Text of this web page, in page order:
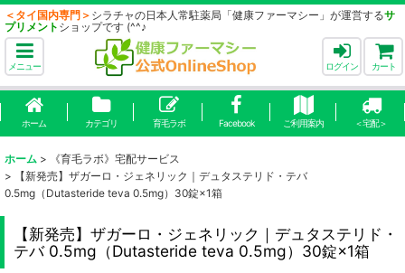
＜タイ国内専門＞ シラチャの日本人常駐薬局「健康ファーマシー」が運営するサ
プリメント ショップです (^^♪
メニュー ログイン カート
ホーム カテゴリ 育毛ラボ Facebook ご利用案内 ＜宅配＞
ホーム >
《育毛ラボ》宅配サービス
>
【新発売】ザガーロ・ジェネリック｜デュタステリド・テバ
0.5mg（Dutasteride teva 0.5mg）30錠×1箱
【新発売】ザガーロ・ジェネリック｜デュタステリド・
テバ 0.5mg（Dutasteride teva 0.5mg）30錠×1箱